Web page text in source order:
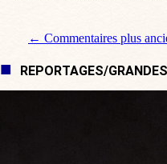
Navigation de
← Commentaires plus
REPORTAGES/